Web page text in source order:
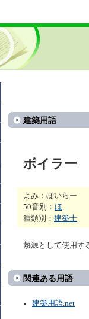
建築用語
ボイラー
よみ：ぼいらー
50音別： ほ
種類別： 建築士
熱源として使用す
関連ある用語
建築用語.net